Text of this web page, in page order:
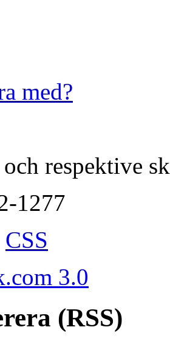
med?
respektive
1277
CSS
3.0
(RSS)